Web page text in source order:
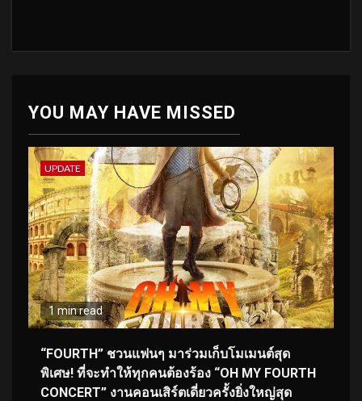
YOU MAY HAVE MISSED
UPDATE
1 min read
“FOURTH” ชวนแฟนๆ มาร่วมเก็บโมเมนต์สุด
พิเศษ! ที่จะทำให้ทุกคนต้องร้อง “OH MY FOURTH
CONCERT” งานคอนเสิร์ตเดี่ยวครั้งยิ่งใหญ่สุด